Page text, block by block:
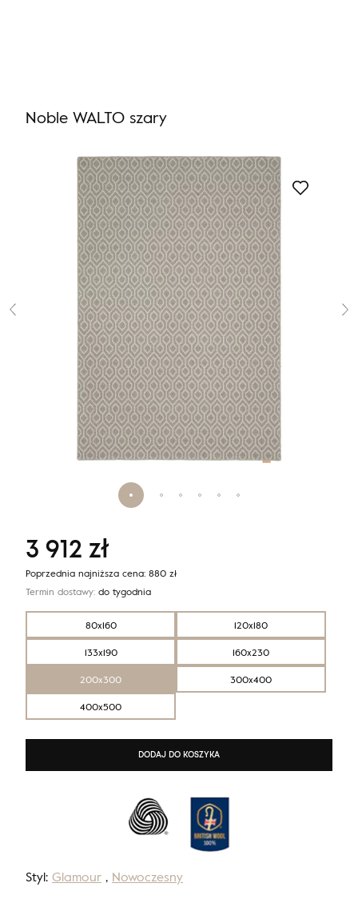
Noble WALTO szary
Styl: Glamour , Nowoczesny
80x160
120x180
133x190
160x230
200x300
300x400
400x500
3 912 zł
Poprzednia najniższa cena: 880 zł
Termin dostawy: do tygodnia
DODAJ DO KOSZYKA